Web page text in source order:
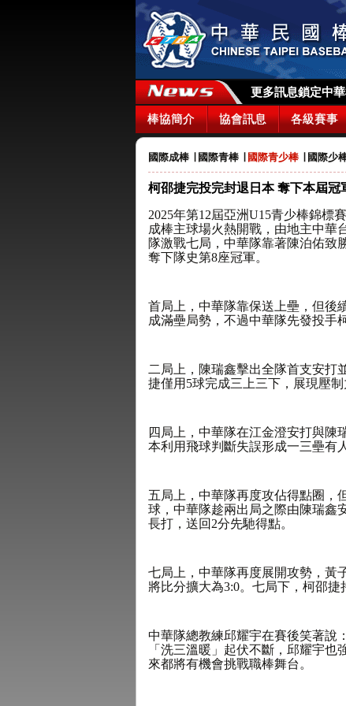
更多訊息鎖定中
棒協簡介 協會訊息 各級賽事
國際成棒 國際青棒 國際青少棒 國際少
柯邵捷完投完封退日本 奪下本屆冠
2025年第12屆亞洲U15青少棒錦標
成棒主球場火熱開戰，由地主中華
隊激戰七局，中華隊靠著陳泊佑致
奪下隊史第8座冠軍。
首局上，中華隊靠保送上壘，但後
成滿壘局勢，不過中華隊先發投手
二局上，陳瑞鑫擊出全隊首支安打
捷僅用5球完成三上三下，展現壓制
四局上，中華隊在江金澄安打與陳
本利用飛球判斷失誤形成一三壘有
五局上，中華隊再度攻佔得點圈，
球，中華隊趁兩出局之際由陳瑞鑫
長打，送回2分先馳得點。
七局上，中華隊再度展開攻勢，黃
將比分擴大為3:0。七局下，柯邵捷
中華隊總教練邱耀宇在賽後笑著說
「洗三溫暖」起伏不斷，邱耀宇
來都將有機會挑戰職棒舞台。